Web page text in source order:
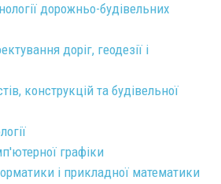
дорожньо-будівельних
доріг, геодезії і
конструкцій та будівельної
графіки
і прикладної математики